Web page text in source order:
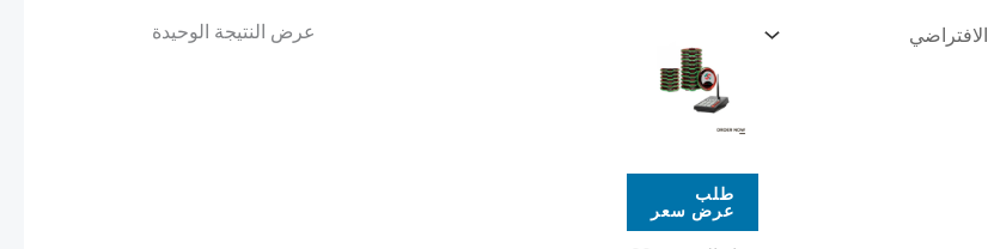
عرض النتيجة الوحيدة
طلب
عرض سعر